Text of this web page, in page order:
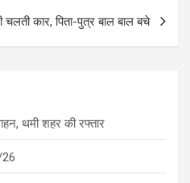
कार, पिता-पुत्र बाल बाल बचे
थमी शहर की रफ्तार